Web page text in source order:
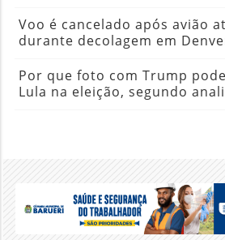
Voo é cancelado após avião
durante decolagem em
Por que foto com Trump
Lula na eleição, segundo